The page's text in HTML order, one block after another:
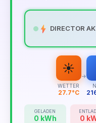
DIRECTOR
☀️
WETTER
27.7°C
→
GELADEN
0 kWh 0